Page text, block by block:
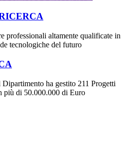
professionali altamente qualificate in
tecnologiche del futuro
ha gestito 211 Progetti
più di 50.000.000 di Euro